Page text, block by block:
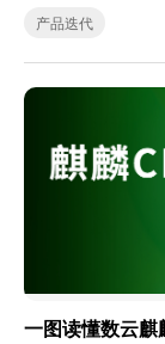
产品迭代
一图读懂数云